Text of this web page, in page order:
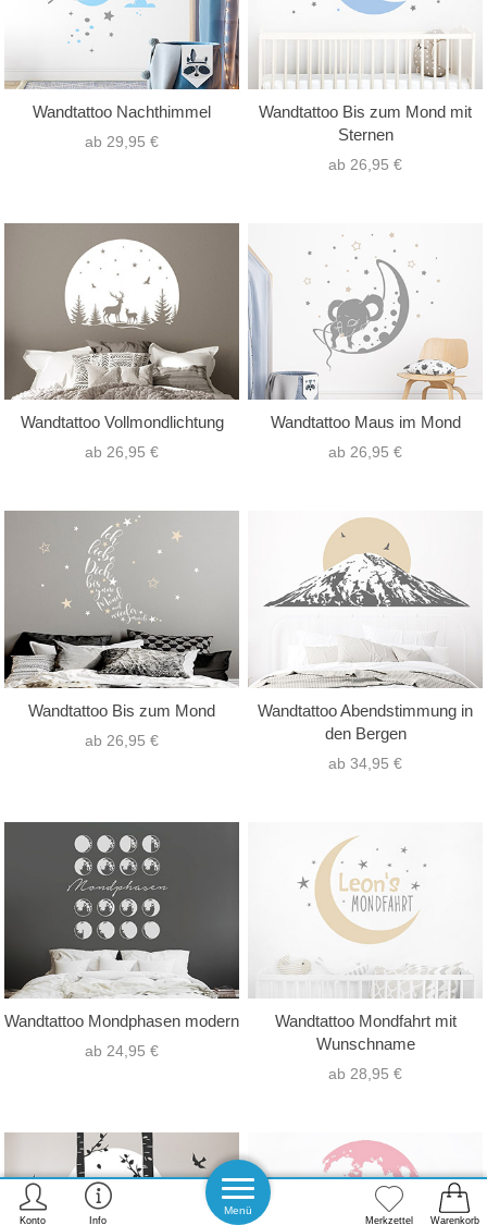
Wandtattoo Nachthimmel
ab 29,95 €
Wandtattoo Bis zum Mond mit
Sternen
ab 26,95 €
Wandtattoo Vollmondlichtung
ab 26,95 €
Wandtattoo Maus im Mond
ab 26,95 €
Wandtattoo Bis zum Mond
ab 26,95 €
Wandtattoo Abendstimmung in
den Bergen
ab 34,95 €
Wandtattoo Mondphasen modern
ab 24,95 €
Wandtattoo Mondfahrt mit
Wunschname
ab 28,95 €
Warenkorb
Merkzettel
Menü
Konto Info